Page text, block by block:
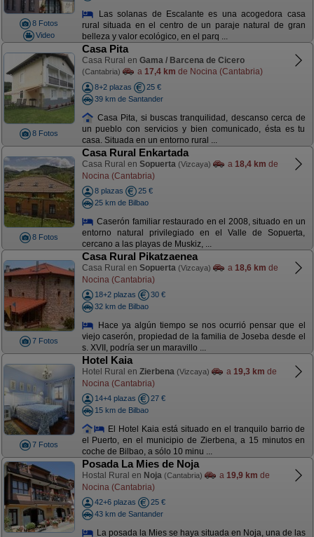
8 Fotos
Video
Las solanas de Escalante es una acogedora casa
rural situada en el centro de un paraje natural de gran
belleza y valor ecológico, en el parq ...
8 Fotos
Casa Pita
Casa Rural en Gama / Barcena de Cicero
(Cantabria) a 17,4 km de Nocina (Cantabria)
8+2 plazas
25 €
39 km de Santander
Casa Pita, si buscas tranquilidad, descanso cerca de
un pueblo con servicios y bien comunicado, ésta es tu
casa. Situada en un entorno rural ...
8 Fotos
Casa Rural Enkartada
Casa Rural en Sopuerta (Vizcaya) a 18,4 km de
Nocina (Cantabria)
8 plazas
25 €
25 km de Bilbao
Caserón familiar restaurado en el 2008, situado en un
entorno natural privilegiado en el Valle de Sopuerta,
cercano a las playas de Muskiz, ...
7 Fotos
Casa Rural Pikatzaenea
Casa Rural en Sopuerta (Vizcaya) a 18,6 km de
Nocina (Cantabria)
18+2 plazas
30 €
32 km de Bilbao
Hace ya algún tiempo se nos ocurrió pensar que el
viejo caserón, propiedad de la familia de Joseba desde el
s. XVII, podría ser un maravillo ...
7 Fotos
Hotel Kaia
Hotel Rural en Zierbena (Vizcaya) a 19,3 km de
Nocina (Cantabria)
14+4 plazas
27 €
15 km de Bilbao
El Hotel Kaia está situado en el tranquilo barrio de
el Puerto, en el municipio de Zierbena, a 15 minutos en
coche de Bilbao, a sólo 10 minu ...
Posada La Mies de Noja
Hostal Rural en Noja (Cantabria) a 19,9 km de
Nocina (Cantabria)
42+6 plazas
25 €
43 km de Santander
La posada la Mies se haya situada en Noja, una de las